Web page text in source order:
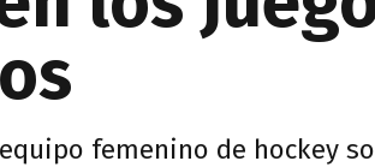
femenino de hockey